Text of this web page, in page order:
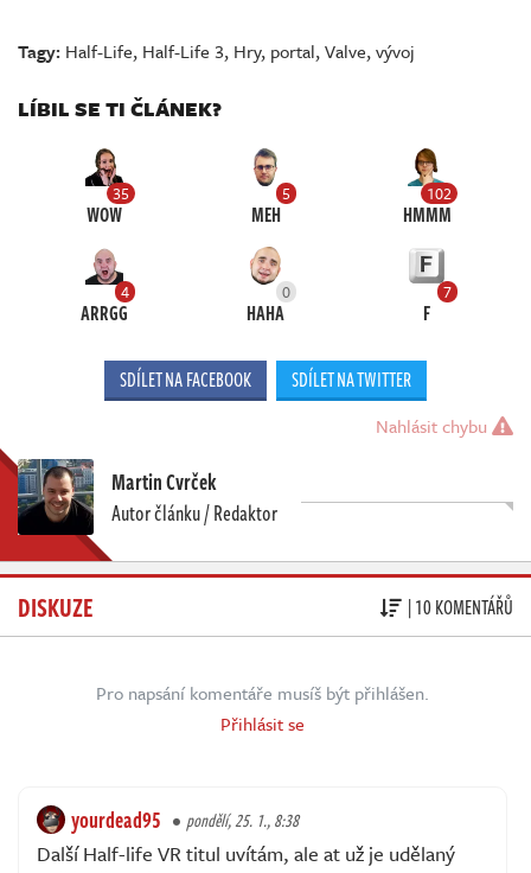
Tagy: Half-Life, Half-Life 3, Hry, portal,Valve,vývoj
LÍBIL SE TI ČLÁNEK?
35
WOW
5
MEH
102
HMMM
4
ARRGG
0
HAHA
7
F
SDÍLET NA FACEBOOK SDÍLET NA TWITTER
Nahlásit chybu
Martin Cvrček
Autor článku / Redaktor
DISKUZE | 10 KOMENTÁŘŮ
Pro napsání komentáře musíš být přihlášen.
Přihlásit se
yourdead95 pondělí, 25. 1., 8:38
Další Half-life VR titul uvítám, ale at už je udělaný